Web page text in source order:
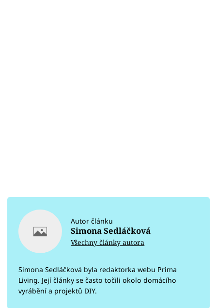
Autor článku
Simona Sedláčková
Všechny články autora
Simona Sedláčková byla redaktorka webu Prima
Living. Její články se často točili okolo domácího
vyrábění a projektů DIY.